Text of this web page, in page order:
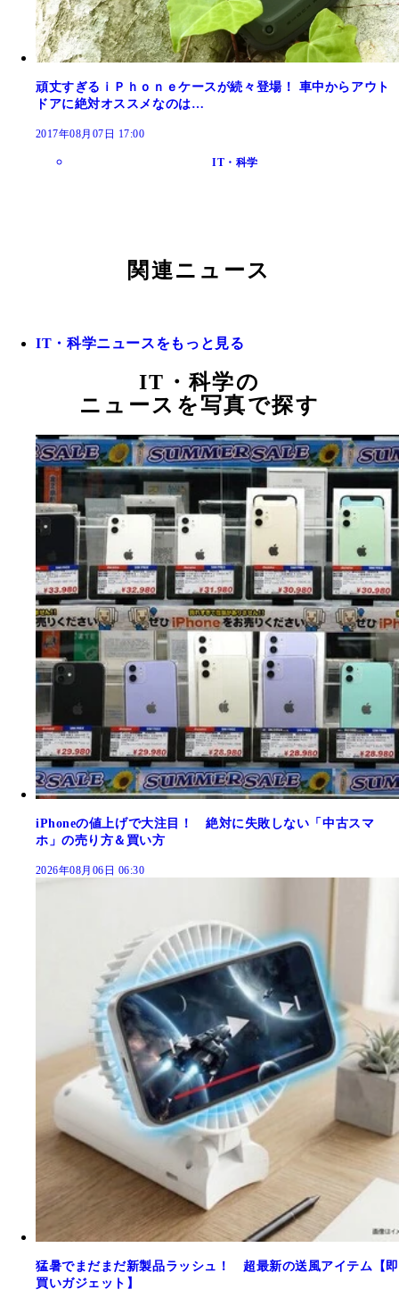
頑丈すぎるｉＰｈｏｎｅケースが続々登場！ 車中からアウト
ドアに絶対オススメなのは…
2017年08月07日 17:00
IT・科学
関連ニュース
IT・科学ニュースをもっと見る
IT・科学の
ニュースを写真で探す
iPhoneの値上げで大注目！ 絶対に失敗しない「中古スマ
ホ」の売り方＆買い方
2026年08月06日 06:30
猛暑でまだまだ新製品ラッシュ！ 超最新の送風アイテム【即
買いガジェット】